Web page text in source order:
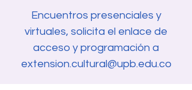
Encuentros presenciales y
virtuales, solicita el enlace de
acceso y programación a
extension.cultural@upb.edu.co